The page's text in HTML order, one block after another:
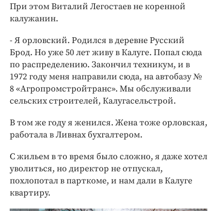
При этом Виталий Легостаев не коренной
калужанин.
- Я орловский. Родился в деревне Русский
Брод. Но уже 50 лет живу в Калуге. Попал сюда
по распределению. Закончил техникум, и в
1972 году меня направили сюда, на автобазу №
8 «Агропромстройтранс». Мы обслуживали
сельских строителей, Калугасельстрой.
В том же году я женился. Жена тоже орловская,
работала в Ливнах бухгалтером.
С жильем в то время было сложно, я даже хотел
уволиться, но директор не отпускал,
похлопотал в парткоме, и нам дали в Калуге
квартиру.